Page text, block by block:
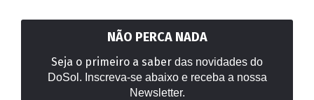
NÃO PERCA NADA
Seja o primeiro a saber das novidades do
DoSol. Inscreva-se abaixo e receba a nossa
Newsletter.